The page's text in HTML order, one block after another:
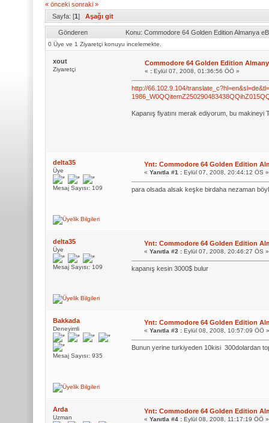
« önceki sonraki »
Sayfa: [1] Aşağı git
Gönderen Konu: Commodore 64 Golden Edition Almanya
0 Üye ve 1 Ziyaretçi konuyu incelemekte.
xout
Ziyaretçi
Commodore 64 Golden Edition
« :Eylül 07, 2008, 01:36:56 ÖÖ »
http://66.102.9.104/
Kapanış fiyatını merak ediyorum, bu makineyi
delta35
Üye
Mesaj Sayısı: 109
Ynt: Commodore 64 Golden Edition
« Yanıtla #1 :Eylül 07, 2008, 20:44:12 ÖS »
para olsada alsak keşke birdaha nezaman
delta35
Üye
Mesaj Sayısı: 109
Ynt: Commodore 64 Golden Edition
« Yanıtla #2 :Eylül 07, 2008, 20:46:27 ÖS »
kapanış kesin 3000$ bulur
Bakkada
Deneyimli
Mesaj Sayısı: 935
Ynt: Commodore 64 Golden Edition
« Yanıtla #3 :Eylül 08, 2008, 10:57:09 ÖÖ »
Bunun yerine turkiyeden 10kisi 300dolardan
Arda
Uzman
Ynt: Commodore 64 Golden Edition
« Yanıtla #4 :Eylül 08, 2008, 11:17:19 ÖÖ »